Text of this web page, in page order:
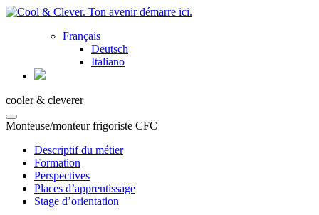
Français
Deutsch
Italiano
cooler & cleverer
Monteuse/monteur frigoriste CFC
Descriptif du métier
Formation
Perspectives
Places d’apprentissage
Stage d’orientation